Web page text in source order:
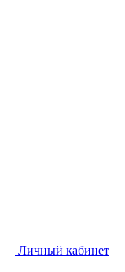
Личный кабинет